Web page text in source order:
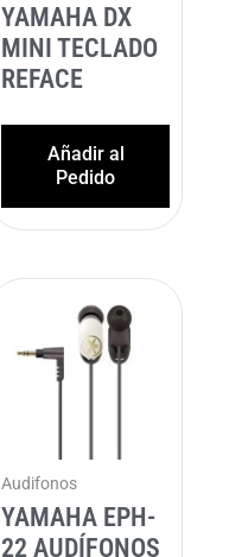
YAMAHA DX
MINI TECLADO
REFACE
Añadir al
Pedido
Audifonos
YAMAHA EPH-
22 AUDÍFONOS